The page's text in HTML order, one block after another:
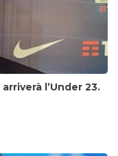
l’Under 23.